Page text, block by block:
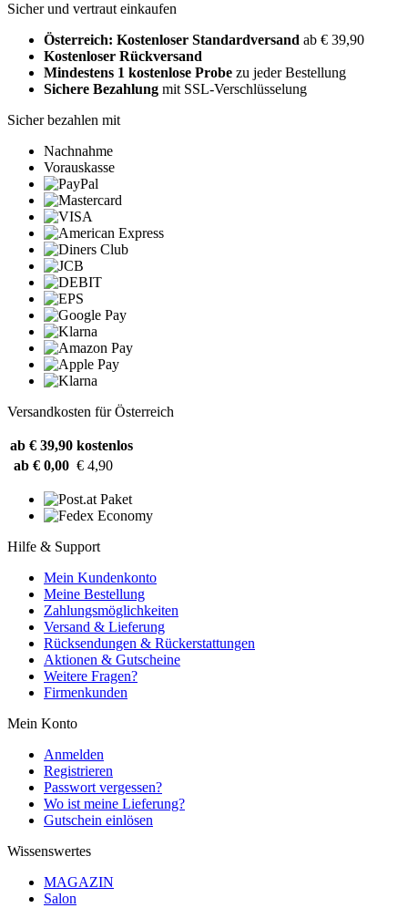
Sicher und vertraut einkaufen
Österreich: Kostenloser Standardversand ab € 39,90
Kostenloser Rückversand
Mindestens 1 kostenlose Probe zu jeder Bestellung
Sichere Bezahlung mit SSL-Verschlüsselung
Sicher bezahlen mit
Nachnahme
Vorauskasse
Versandkosten für Österreich
ab € 39,90 kostenlos
ab € 0,00 € 4,90
Hilfe & Support
Mein Kundenkonto
Meine Bestellung
Zahlungsmöglichkeiten
Versand & Lieferung
Rücksendungen & Rückerstattungen
Aktionen & Gutscheine
Weitere Fragen?
Firmenkunden
Mein Konto
Anmelden
Registrieren
Passwort vergessen?
Wo ist meine Lieferung?
Gutschein einlösen
Wissenswertes
MAGAZIN
Salon